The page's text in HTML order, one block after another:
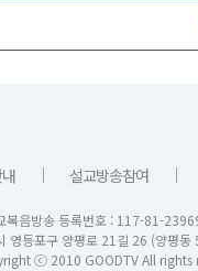
｜ 설교방송참여 ｜
복음방송 등록번호 : 117-81-
영등포구 양평로 21길 26 (양평
ⓒ 2010 GOODTV All rights